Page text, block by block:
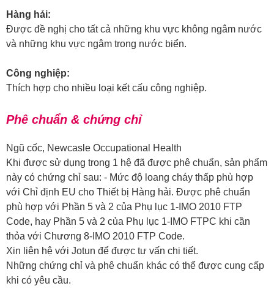
Hàng hải:
Được đề nghị cho tất cả những khu vực không ngâm nước
và những khu vực ngâm trong nước biển.
Công nghiệp:
Thích hợp cho nhiều loại kết cấu công nghiệp.
Phê chuẩn & chứng chỉ
Ngũ cốc, Newcasle Occupational Health
Khi được sử dụng trong 1 hệ đã được phê chuẩn, sản phẩm
này có chứng chỉ sau: - Mức độ loang cháy thấp phù hợp
với Chỉ định EU cho Thiết bị Hàng hải. Được phê chuẩn
phù hợp với Phần 5 và 2 của Phụ lục 1-IMO 2010 FTP
Code, hay Phần 5 và 2 của Phụ lục 1-IMO FTPC khi cần
thỏa với Chương 8-IMO 2010 FTP Code.
Xin liên hệ với Jotun để được tư vấn chi tiết.
Những chứng chỉ và phê chuẩn khác có thể được cung cấp
khi có yêu cầu.